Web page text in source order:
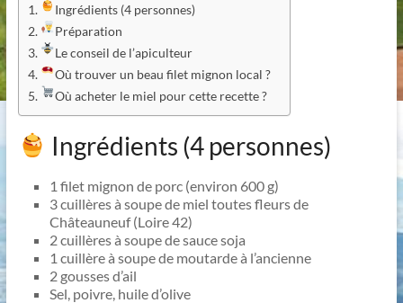
Ingrédients (4 personnes)
Préparation
Le conseil de l’apiculteur
Où trouver un beau filet mignon local ?
Où acheter le miel pour cette recette ?
Ingrédients (4 personnes)
1 filet mignon de porc (environ 600 g)
3 cuillères à soupe de miel toutes fleurs de
Châteauneuf (Loire 42)
2 cuillères à soupe de sauce soja
1 cuillère à soupe de moutarde à l’ancienne
2 gousses d’ail
Sel, poivre, huile d’olive